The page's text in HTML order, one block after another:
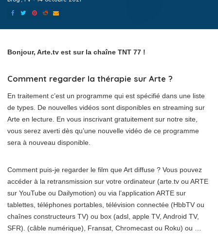
Bonjour, Arte.tv est sur la chaîne TNT 77 !
Comment regarder la thérapie sur Arte ?
En traitement c’est un programme qui est spécifié dans une liste
de types. De nouvelles vidéos sont disponibles en streaming sur
Arte en lecture. En vous inscrivant gratuitement sur notre site,
vous serez averti dès qu’une nouvelle vidéo de ce programme
sera à nouveau disponible.
Comment puis-je regarder le film que Art diffuse ? Vous pouvez
accéder à la retransmission sur votre ordinateur (arte.tv ou ARTE
sur YouTube ou Dailymotion) ou via l’application ARTE sur
tablettes, téléphones portables, télévision connectée (HbbTV ou
chaînes constructeurs TV) ou box (adsl, apple TV, Android TV,
SFR). (câble numérique), Fransat, Chromecast ou Roku) ou …